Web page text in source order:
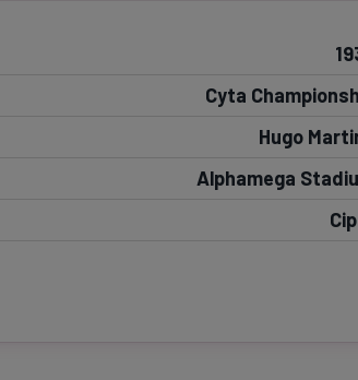
Echipe
Echipe
Cyta
Hugo
Alphamega